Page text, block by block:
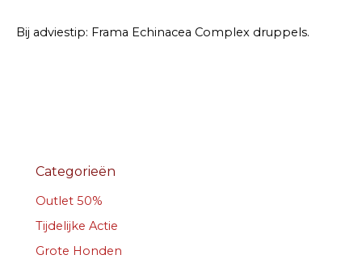
Bij adviestip: Frama Echinacea Complex druppels.
Categorieën
Outlet 50%
Tijdelijke Actie
Grote Honden